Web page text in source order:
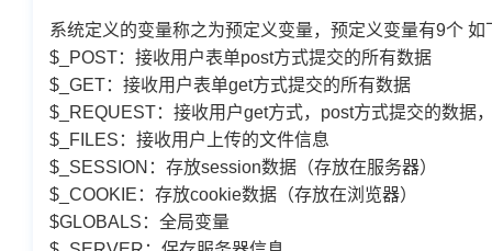
系统定义的变量称之为预定义变量，预定义变量有9个 如
$_POST：接收用户表单post方式提交的所有数据
$_GET：接收用户表单get方式提交的所有数据
$_REQUEST：接收用户get方式， post方式提交的数据
$_FILES ：接收用户上传的文件信息
$_SESSION ：存放session数据（存放在服务器）
$_COOKIE ：存放cookie数据（存放在浏览器）
$GLOBALS ：全局变量